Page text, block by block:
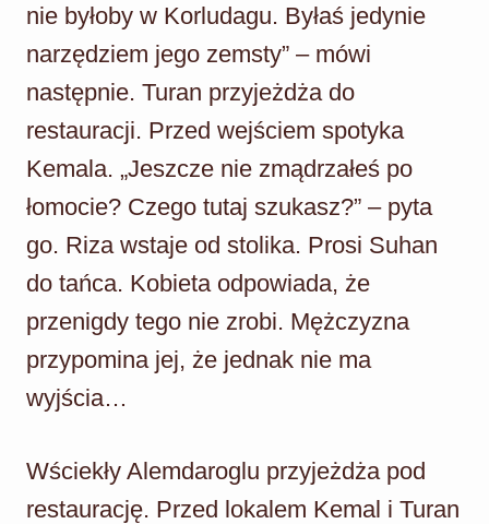
nie byłoby w Korludagu. Byłaś jedynie
narzędziem jego zemsty” – mówi
następnie. Turan przyjeżdża do
restauracji. Przed wejściem spotyka
Kemala. „Jeszcze nie zmądrzałeś po
łomocie? Czego tutaj szukasz?” – pyta
go. Riza wstaje od stolika. Prosi Suhan
do tańca. Kobieta odpowiada, że
przenigdy tego nie zrobi. Mężczyzna
przypomina jej, że jednak nie ma
wyjścia…
Wściekły Alemdaroglu przyjeżdża pod
restaurację. Przed lokalem Kemal i Turan